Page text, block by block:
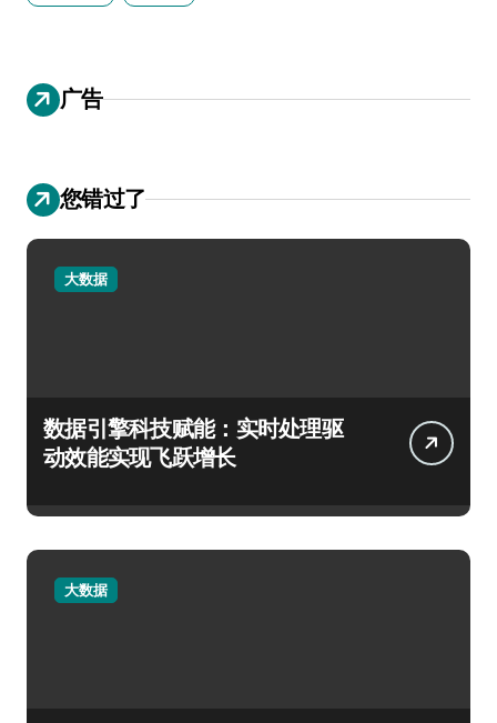
广告
您错过了
大数据
数据引擎科技赋能：实时处理驱
动效能实现飞跃增长
大数据